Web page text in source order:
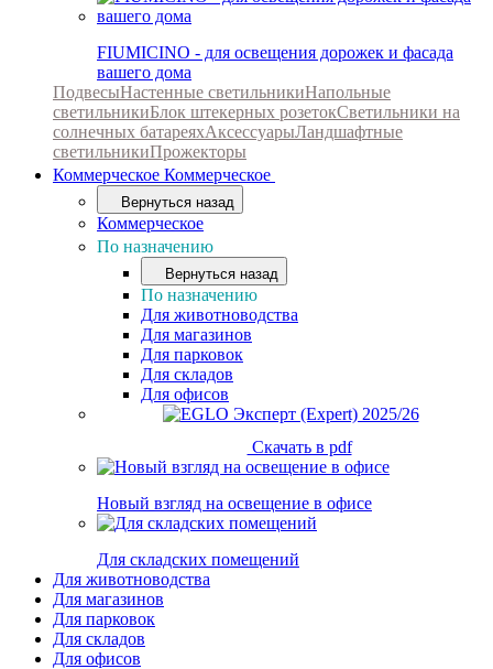
FIUMICINO - для освещения дорожек и фасада
вашего дома
ПодвесыНастенные светильникиНапольные
светильникиБлок штекерных розетокСветильники на
солнечных батареяхАксессуарыЛандшафтные
светильникиПрожекторы
Коммерческое Коммерческое
Вернуться назад
Коммерческое
По назначению
Вернуться назад
По назначению
Для животноводства
Для магазинов
Для парковок
Для складов
Для офисов
Скачать в pdf
Новый взгляд на освещение в офисе
Для складских помещений
Для животноводства
Для магазинов
Для парковок
Для складов
Для офисов